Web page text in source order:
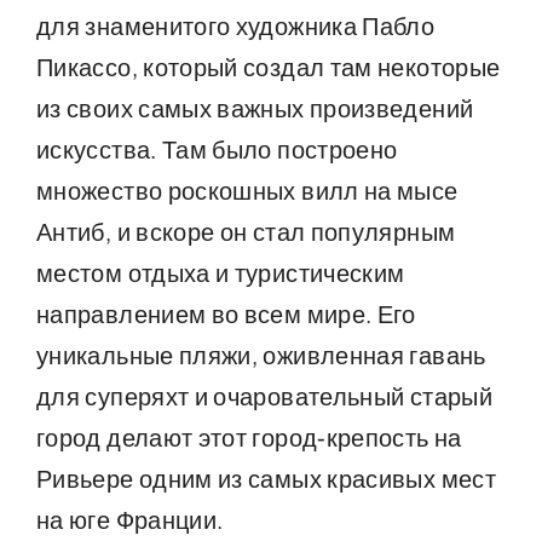
ЗАБРОНИРУЙТЕ ТУРЫ
для знаменитого художника Пабло
Пикассо, который создал там некоторые
из своих самых важных произведений
искусства. Там было построено
множество роскошных вилл на мысе
Антиб, и вскоре он стал популярным
местом отдыха и туристическим
направлением во всем мире. Его
уникальные пляжи, оживленная гавань
для суперяхт и очаровательный старый
город делают этот город-крепость на
Ривьере одним из самых красивых мест
на юге Франции.